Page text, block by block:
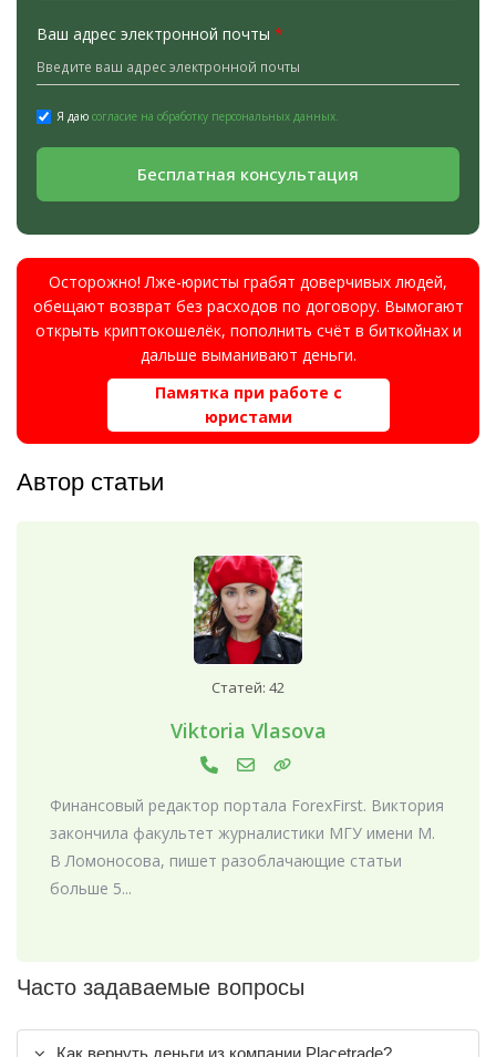
Ваш адрес электронной почты *
Я даю согласие на обработку персональных данных.
Бесплатная консультация
Осторожно! Лже-юристы грабят доверчивых людей,
обещают возврат без расходов по договору. Вымогают
открыть криптокошелёк, пополнить счёт в биткойнах и
дальше выманивают деньги.
Памятка при работе с
юристами
Автор статьи
Статей: 42
Viktoria Vlasova
Финансовый редактор портала ForexFirst. Виктория
закончила факультет журналистики МГУ имени М.
В Ломоносова, пишет разоблачающие статьи
больше 5...
Часто задаваемые вопросы